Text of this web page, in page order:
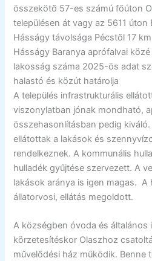
összekötő 57-es számú főúton
településen át vagy az 5611 úton
Hásságy távolsága Pécstől 17
Hásságy Baranya aprófalvai
lakosság száma 2025-ös adat
halastó és közút határolja
A település infrastrukturális
viszonylatban jónak mondható,
összehasonlításban pedig
ellátottak a lakások és
rendelkeznek. A kommunális
hulladék gyűjtése szervezett. A
lakások aránya is igen magas. A
állatorvosi, ellátás megoldott.
A községben óvoda és általános
körzetesítéskor Olaszhoz
művelődési ház működik. Benne